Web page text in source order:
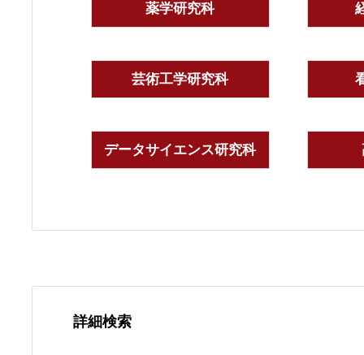
薬学研究科
芸術工学研究科
データサイエンス研究科
詳細検索